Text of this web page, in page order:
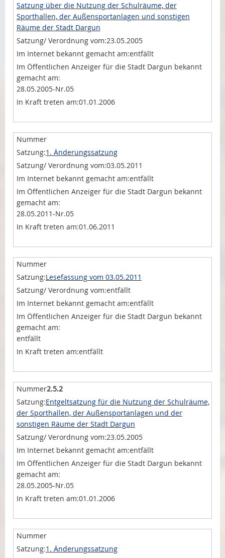
Satzung über die Nutzung der Schulräume, der
Sporthallen, der Außensportanlagen und sonstigen
Räume der Stadt Dargun
23.05.2005
entfällt
28.05.2005-Nr.05
01.01.2006
1. Änderungssatzung
03.05.2011
entfällt
28.05.2011-Nr.05
01.06.2011
Lesefassung vom 03.05.2011
entfällt
entfällt
entfällt
entfällt
2.5.2
Entgeltsatzung für die Nutzung der Schulräume,
der Sporthallen, der Außensportanlagen und der
sonstigen Räume der Stadt Dargun
23.05.2005
entfällt
28.05.2005-Nr.05
01.01.2006
1. Änderungssatzung